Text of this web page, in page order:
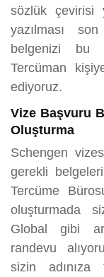
sözlük çevirisi
yazılması
belgenizi bu
Tercüman
ediyoruz.
Vize Başvuru
Oluşturma
Schengen
gerekli
Tercüme
oluşturmada
Global gibi
randevu
sizin adınıza